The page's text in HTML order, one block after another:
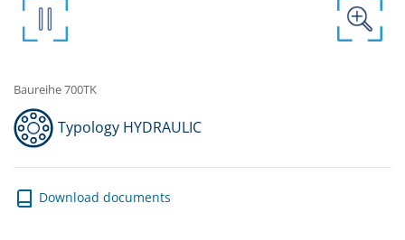
Baureihe 700TK
Typology HYDRAULIC
Download documents